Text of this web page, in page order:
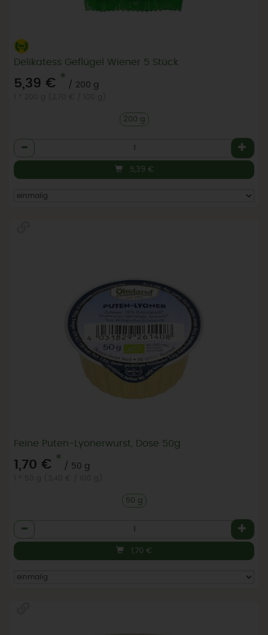
Delikatess Geflügel Wiener 5 Stück
5,39 € *
/ 200 g
200 g
Anzahl
5,39 €
Feine Puten-Lyonerwurst, Dose 50g
1,70 € *
/ 50 g
50 g
Anzahl
1,70 €